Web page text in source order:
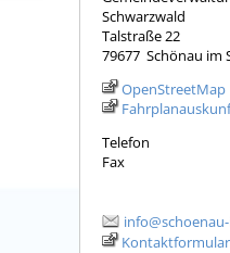
Schwarzwald
Talstraße 22
79677 Schönau im
OpenStreetMap
Telefon
Fax
Kontaktformular